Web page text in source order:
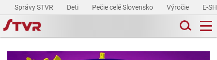
Správy STVR Deti Pečie celé Slovensko Výročie E-